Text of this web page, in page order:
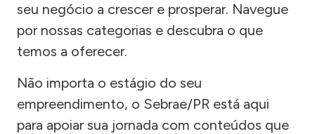
seu negócio a crescer e prosperar. Navegue
por nossas categorias e descubra o que
temos a oferecer.
Não importa o estágio do seu
empreendimento, o Sebrae/PR está aqui
para apoiar sua jornada com conteúdos que